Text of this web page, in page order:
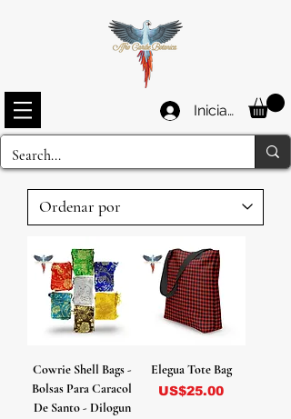
Iniciar sesión
Cowrie Shell Bags -
Bolsas Para Caracol
De Santo - Dilogun
Elegua Tote Bag
Precio
US$25.00